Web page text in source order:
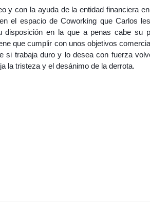
y con la ayuda de la entidad financiera
el espacio de Coworking que Carlos
en la que a penas cabe su
que cumplir con unos objetivos
si trabaja duro y lo desea con fuerza
la tristeza y el desánimo de la derrota.